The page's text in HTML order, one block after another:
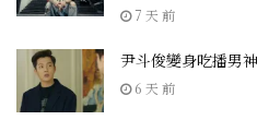
7 天 前
尹斗俊變身吃播男
6 天 前